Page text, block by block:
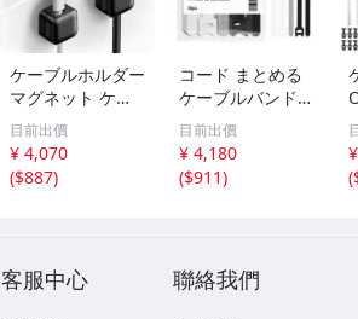
ケーブルホルダー
マグネット ケー
ブルクリップ
【超薄型・様々な
配線対応・片手で
楽々】 コードホ
目前出價
¥ 4,070
($887)
コード まとめる
ケーブルバンド
結束バンド 【自
由に調整・繰り返
し使用可能】 マ
ジックテープ バ
目前出價
¥ 4,180
($911)
(
客服中心 聯絡我們